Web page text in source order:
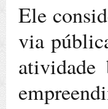
Ele
via
atividade